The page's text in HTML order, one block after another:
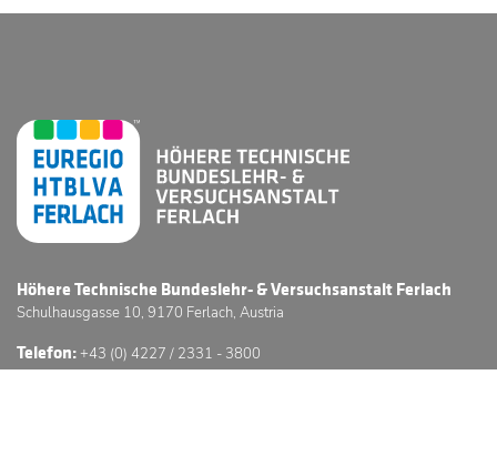
Höhere Technische Bundeslehr- & Versuchsanstalt Ferlach
Schulhausgasse 10, 9170 Ferlach, Austria
Telefon:+43 (0) 4227 / 2331 - 3800
E-Mail: